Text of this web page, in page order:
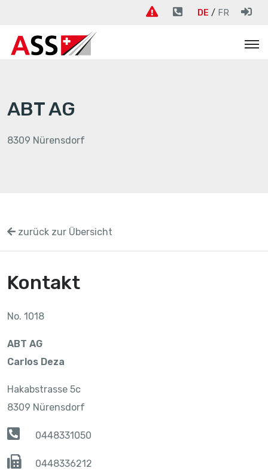
DE FR
ABT AG
8309 Nürensdorf
zurück zur Übersicht
Kontakt
No. 1018
ABT AG
Carlos Deza
Hakabstrasse 5c
8309 Nürensdorf
0448331050
0448336212